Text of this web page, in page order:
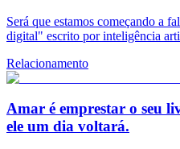
Será que estamos começando a
digital" escrito por inteligência
Relacionamento
Amar é emprestar o seu
ele um dia voltará.